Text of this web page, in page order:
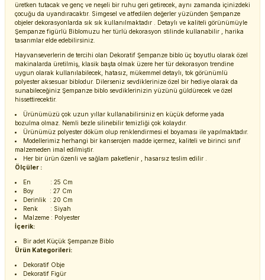
üretken tutacak ve genç ve neşeli bir ruhu geri getirecek, aynı zamanda içinizdeki
çocuğu da uyandıracaktır. Simgesel ve atfedilen değerler yüzünden Şempanze
objeler dekorasyonlarda sık sık kullanılmaktadır . Detaylı ve kaliteli görünümüyle
Şempanze figürlü Biblomuzu her türlü dekorasyon stilinde kullanabilir , harika
tasarımlar elde edebilirsiniz.
Hayvanseverlerin de tercihi olan Dekoratif Şempanze biblo üç boyutlu olarak özel
makinalarda üretilmiş, klasik başta olmak üzere her tür dekorasyon trendine
uygun olarak kullanılabilecek, hatasız, mükemmel detaylı, tok görünümlü
polyester aksesuar biblodur. Dilerseniz sevdiklerinize özel bir hediye olarak da
sunabileceğiniz Şempanze biblo sevdiklerinizin yüzünü güldürecek ve özel
hissettirecektir.
Ürünümüzü çok uzun yıllar kullanabilirsiniz en küçük deforme yada
bozulma olmaz. Nemli bezle silinebilir temizliği çok kolaydır.
Ürünümüz polyester döküm olup renklendirmesi el boyaması ile yapılmaktadır.
Modellerimiz herhangi bir kanserojen madde içermez, kaliteli ve birinci sınıf
malzemeden imal edilmiştir.
Her bir ürün özenli ve sağlam paketlenir , hasarsız teslim edilir .
Ölçüler :
En : 25 Cm
Boy : 27 Cm
Derinlik : 20 Cm
Renk : Siyah
Malzeme : Polyester
İçerik:
Bir adet Küçük Şempanze Biblo
Ürün Kategorileri:
Dekoratif Obje
Dekoratif Figür